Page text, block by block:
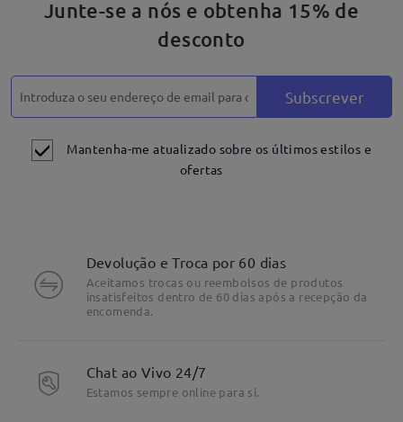
Junte-se a nós e obtenha 15% de
desconto
Subscrever
Mantenha-me atualizado sobre os últimos estilos e
ofertas
Devolução e Troca por 60 dias
Aceitamos trocas ou reembolsos de produtos
insatisfeitos dentro de 60 dias após a recepção da
encomenda.
Chat ao Vivo 24/7
Estamos sempre online para si.